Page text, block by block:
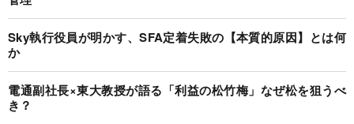
Sky執行役員が明かす、SFA定着失敗の【本質的原因】とは何
か
電通副社長×東大教授が語る「利益の松竹梅」なぜ松を狙うべ
き？